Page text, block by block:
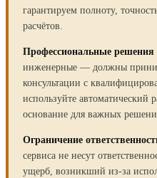
гарантируем полноту,
расчётов.
Профессиональные решения
инженерные — должны
консультации с
используйте автоматический
основание для важных
Ограничение
сервиса не несут
ущерб, возникший из-за